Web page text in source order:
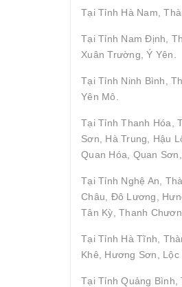
Tại Tỉnh Hà Nam,
Tại Tỉnh Nam Định,
Xuân Trường, Ý Yên.
Tại Tỉnh Ninh Bình,
Yên Mô.
Tại Tỉnh Thanh Hóa,
Sơn, Hà Trung, Hậu
Quan Hóa, Quan
Tại Tỉnh Nghệ An,
Châu, Đô Lương,
Tân Kỳ, Thanh
Tại Tỉnh Hà Tĩnh,
Khê, Hương Sơn, Lộc
Tại Tỉnh Quảng Bình,